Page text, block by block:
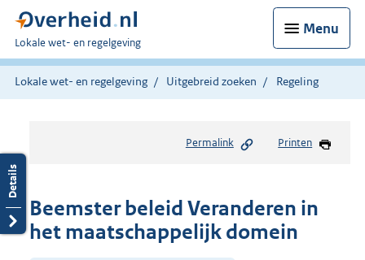
Menu
U
bent
hier:
Lokale wet- en regelgeving
Lokale wet- en regelgeving Uitgebreid zoeken Regeling
Permalink Printen
Beemster beleid Veranderen in
het maatschappelijk domein